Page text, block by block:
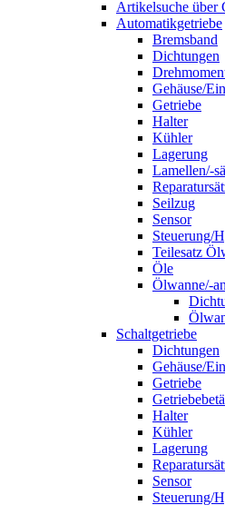
Artikelsuche über
Automatikgetriebe
Bremsband
Dichtungen
Gehäuse/
Getriebe
Halter
Kühler
Lagerung
Lamellen/-
Seilzug
Sensor
Steuerung/
Teilesatz
Öle
Ölwanne/-
Schaltgetriebe
Dichtungen
Gehäuse/
Getriebe
Halter
Kühler
Lagerung
Sensor
Steuerung/